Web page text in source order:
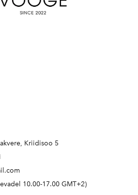
Kriidisoo 5
10.00-17.00 GMT+2)